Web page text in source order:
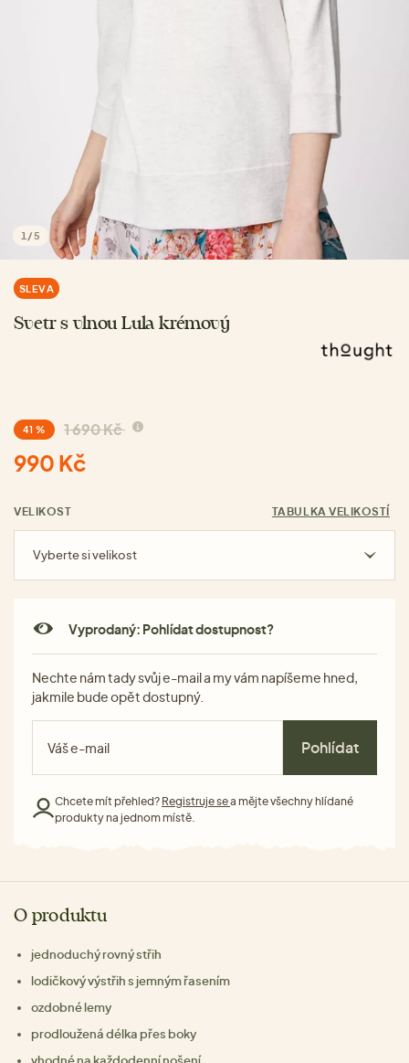
1 /5
SLEVA
Svetr s vlnou Lula krémový
41 % 1 690 Kč
990 Kč
VELIKOST TABULKA VELIKOSTÍ
Vyberte si velikost
Vyprodaný: Pohlídat dostupnost?
Nechte nám tady svůj e-mail a my vám napíšeme hned,
jakmile bude opět dostupný.
Pohlídat
Chcete mít přehled? Registruje sea mějte všechny hlídané
produkty na jednom místě.
O produktu
jednoduchý rovný střih
lodičkový výstřih s jemným řasením
ozdobné lemy
prodloužená délka přes boky